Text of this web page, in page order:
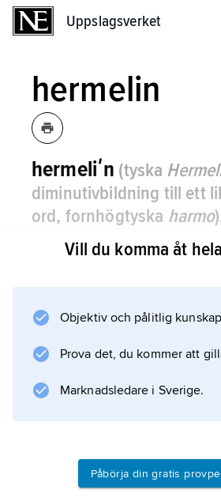
Uppslagsverket
hermelin
hermeliʹn (tyska
diminutivbildning till ett
ord, fornhögtyska harmo)
Musteʹla ermiʹnea
art i
mårddjur.
lång svans; hanen är betydligt
Vill du komma åt
Objektiv och pålitlig
Prova det, du kommer att
Marknadsledare i Sverige.
Påbörja din gratis